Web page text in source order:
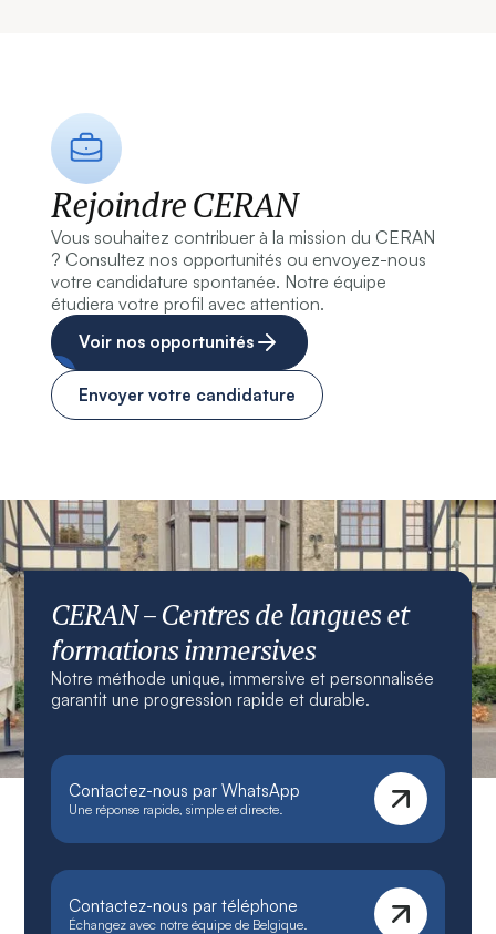
Rejoindre CERAN
Vous souhaitez contribuer à la mission du CERAN
? Consultez nos opportunités ou envoyez-nous
votre candidature spontanée. Notre équipe
étudiera votre profil avec attention.
Voir nos opportunités
Envoyer votre candidature
CERAN – Centres de langues et
formations immersives
Notre méthode unique, immersive et personnalisée
garantit une progression rapide et durable.
Contactez-nous par WhatsApp
Une réponse rapide, simple et directe.
Contactez-nous par téléphone
Échangez avec notre équipe de Belgique.